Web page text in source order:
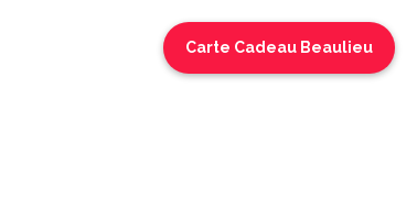
Carte Cadeau Beaulieu